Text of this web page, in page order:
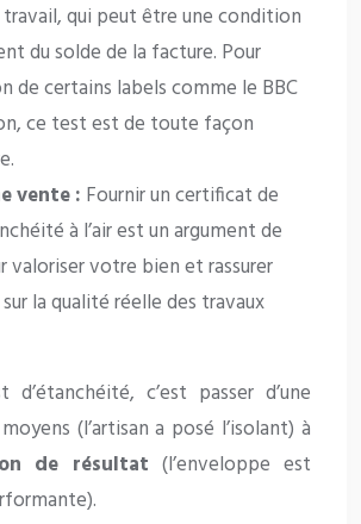
qui peut être une condition
du solde de la facture. Pour
de certains labels comme le BBC
ce test est de toute façon
vente : Fournir un certificat de
à l’air est un argument de
valoriser votre bien et rassurer
sur la qualité réelle des travaux
c’est passer d’une
(l’artisan a posé l’isolant) à
de résultat (l’enveloppe est